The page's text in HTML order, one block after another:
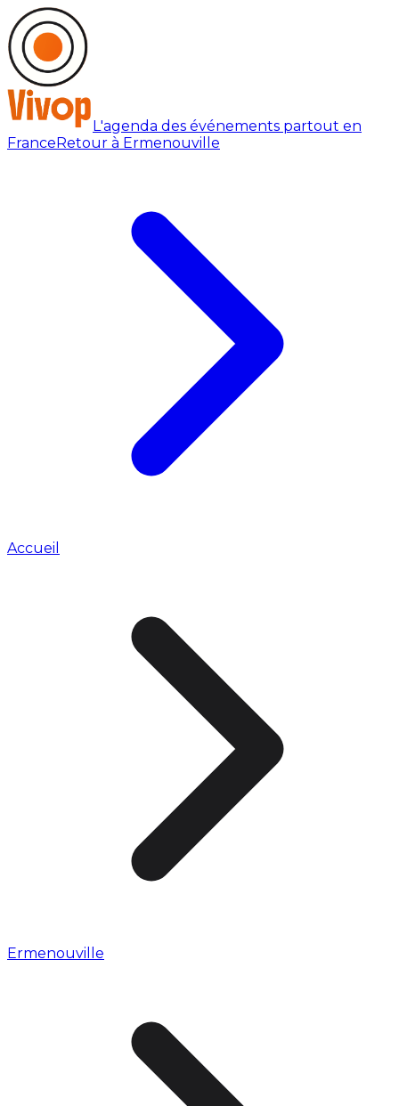
L'agenda des événements partout en
FranceRetour à Ermenouville
Accueil
Ermenouville